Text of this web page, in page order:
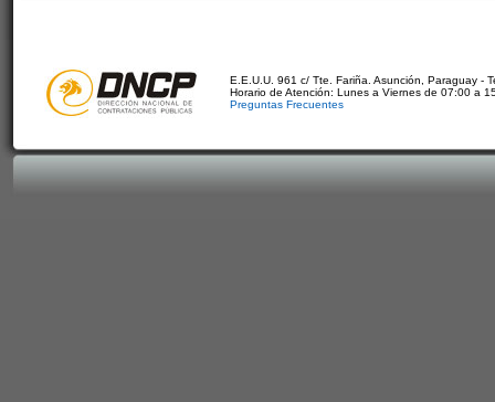
E.E.U.U. 961 c/ Tte. Fariña. Asunción, Paraguay -
Horario de Atención: Lunes a Viernes de 07:00 a
Preguntas Frecuentes